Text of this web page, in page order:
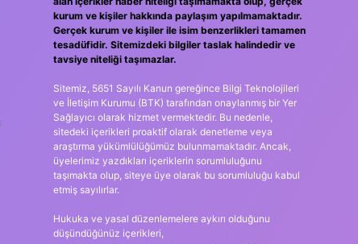
kurum ve kişiler hakkında paylaşım yapılmamaktadır.
Gerçek kurum ve kişiler ile isim benzerlikleri tamamen
tesadüfidir. Sitemizdeki bilgiler taslak halindedir ve
tavsiye niteliği taşımazlar.
Sitemiz, 5651 Sayılı Kanun gereğince Bilgi Teknolojileri
ve İletişim Kurumu (BTK) tarafından onaylanmış bir Yer
Sağlayıcı olarak hizmet vermektedir. Bu nedenle,
sitedeki içerikleri proaktif olarak denetleme veya
araştırma yükümlülüğümüz bulunmamaktadır. Ancak,
üyelerimiz yazdıkları içeriklerin sorumluluğunu
taşımakta olup, siteye üye olarak bu sorumluluğu kabul
etmiş sayılırlar.
Hukuka ve yasal düzenlemelere aykırı olduğunu
düşündüğünüz içerikleri,